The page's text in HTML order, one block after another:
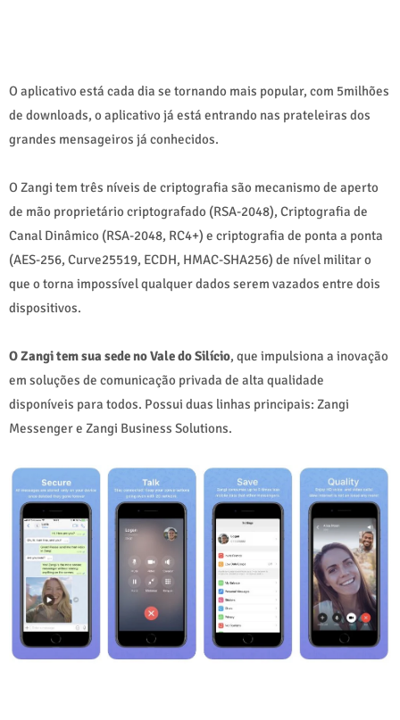
O aplicativo está cada dia se tornando mais popular, com 5milhões
de downloads, o aplicativo já está entrando nas prateleiras dos
grandes mensageiros já conhecidos.
O Zangi tem três níveis de criptografia são mecanismo de aperto
de mão proprietário criptografado (RSA-2048), Criptografia de
Canal Dinâmico (RSA-2048, RC4+) e criptografia de ponta a ponta
(AES-256, Curve25519, ECDH, HMAC-SHA256) de nível militar o
que o torna impossível qualquer dados serem vazados entre dois
dispositivos.
O Zangi tem sua sede no Vale do Silício, que impulsiona a inovação
em soluções de comunicação privada de alta qualidade
disponíveis para todos. Possui duas linhas principais: Zangi
Messenger e Zangi Business Solutions.